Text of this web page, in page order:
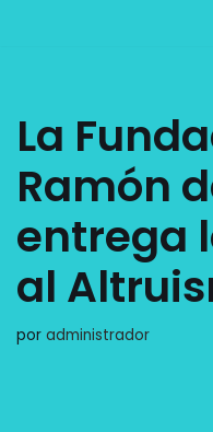
La
Ramón
entrega
al
por administrador